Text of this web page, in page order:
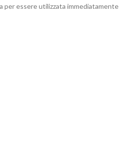
essere utilizzata immediatamente